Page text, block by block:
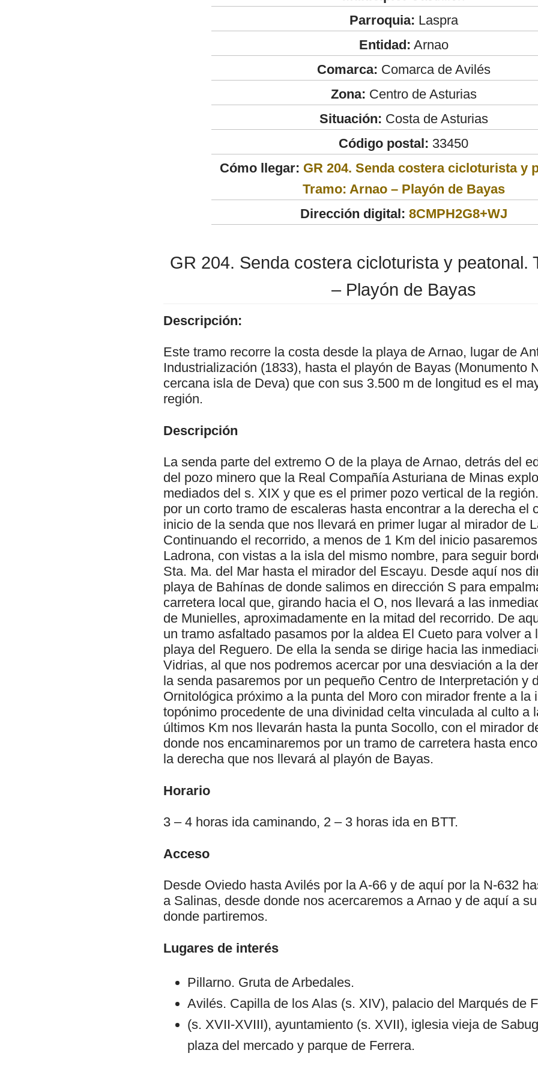
Parroquia: Laspra
Entidad: Arnao
Comarca: Comarca de Avilés
Zona: Centro de Asturias
Situación: Costa de Asturias
Código postal: 33450
Cómo llegar: GR 204. Senda costera cicloturista y
Tramo: Arnao – Playón de Bayas
Dirección digital: 8CMPH2G8+WJ
GR 204. Senda costera cicloturista y peatonal.
– Playón de Bayas
Descripción:
Este tramo recorre la costa desde la playa de Arnao, lugar de
Industrialización (1833), hasta el playón de Bayas (Monumento
cercana isla de Deva) que con sus 3.500 m de longitud es el
región.
Descripción
La senda parte del extremo O de la playa de Arnao, detrás del
del pozo minero que la Real Compañía Asturiana de Minas
mediados del s. XIX y que es el primer pozo vertical de la
por un corto tramo de escaleras hasta encontrar a la derecha el
inicio de la senda que nos llevará en primer lugar al mirador de
Continuando el recorrido, a menos de 1 Km del inicio
Ladrona, con vistas a la isla del mismo nombre, para seguir
Sta. Ma. del Mar hasta el mirador del Escayu. Desde aquí nos
playa de Bahínas de donde salimos en dirección S para
carretera local que, girando hacia el O, nos llevará a las
de Munielles, aproximadamente en la mitad del recorrido. De
un tramo asfaltado pasamos por la aldea El Cueto para volver a
playa del Reguero. De ella la senda se dirige hacia las
Vidrias, al que nos podremos acercar por una desviación a la
la senda pasaremos por un pequeño Centro de Interpretación y
Ornitológica próximo a la punta del Moro con mirador frente a la
topónimo procedente de una divinidad celta vinculada al culto a
últimos Km nos llevarán hasta la punta Socollo, con el mirador
donde nos encaminaremos por un tramo de carretera hasta
la derecha que nos llevará al playón de Bayas.
Horario
3 – 4 horas ida caminando, 2 – 3 horas ida en BTT.
Acceso
Desde Oviedo hasta Avilés por la A-66 y de aquí por la N-632
a Salinas, desde donde nos acercaremos a Arnao y de aquí a
donde partiremos.
Lugares de interés
Pillarno. Gruta de Arbedales.
Avilés. Capilla de los Alas (s. XIV), palacio del Marqués de
(s. XVII-XVIII), ayuntamiento (s. XVII), iglesia vieja de
plaza del mercado y parque de Ferrera.